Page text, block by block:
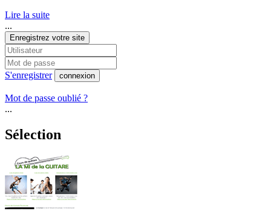
Lire la suite
...
Enregistrez votre site
S'enregistrer connexion
Mot de passe oublié ?
...
Sélection